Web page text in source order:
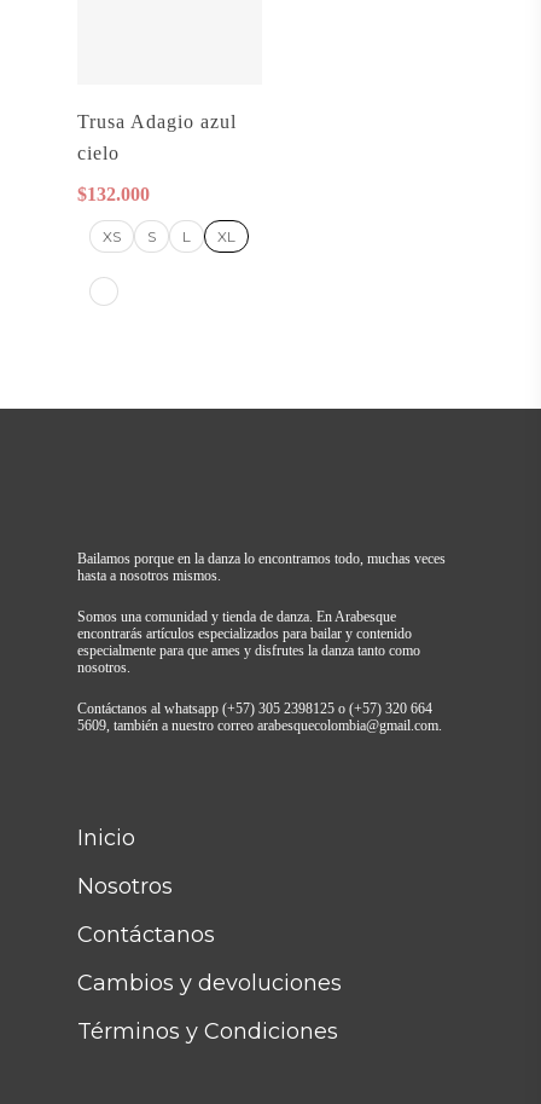
Opciones
Trusa Adagio azul
cielo
$132.000
XS S L XL
Bailamos porque en la danza lo encontramos todo, muchas veces
hasta a nosotros mismos.
Somos una comunidad y tienda de danza. En Arabesque
encontrarás artículos especializados para bailar y contenido
especialmente para que ames y disfrutes la danza tanto como
nosotros.
Contáctanos al whatsapp (+57) 305 2398125 o (+57) 320 664
5609, también a nuestro correo arabesquecolombia@gmail.com.
Inicio
Nosotros
Contáctanos
Cambios y devoluciones
Términos y Condiciones